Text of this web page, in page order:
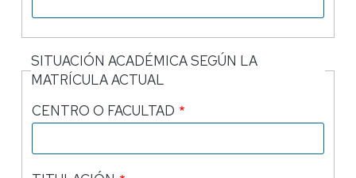
SITUACIÓN ACADÉMICA SEGÚN LA
MATRÍCULA ACTUAL
CENTRO O FACULTAD